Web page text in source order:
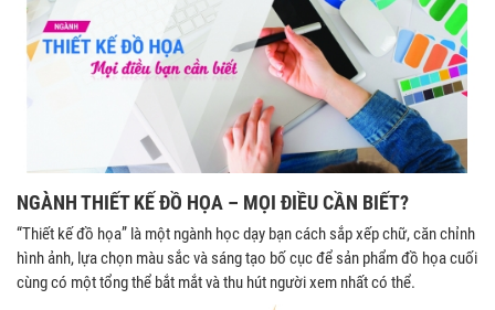
NGÀNH THIẾT KẾ ĐỒ HỌA – MỌI ĐIỀU CẦN BIẾT?
“Thiết kế đồ họa” là một ngành học dạy bạn cách sắp xếp chữ, căn chỉnh
hình ảnh, lựa chọn màu sắc và sáng tạo bố cục để sản phẩm đồ họa cuối
cùng có một tổng thể bắt mắt và thu hút người xem nhất có thể.